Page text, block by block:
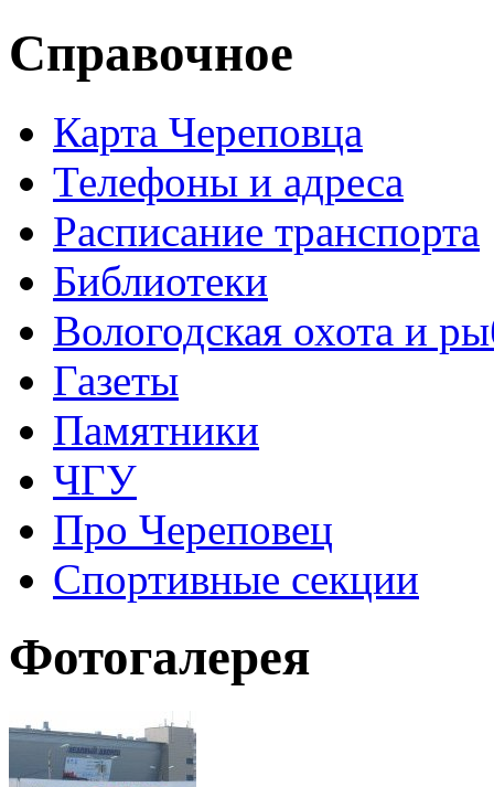
Справочное
Карта Череповца
Телефоны и адреса
Расписание транспорта
Библиотеки
Вологодская охота и
Газеты
Памятники
ЧГУ
Про Череповец
Спортивные секции
Фотогалерея